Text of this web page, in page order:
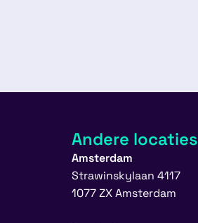
Andere locaties
Amsterdam
Strawinskylaan 4117
1077 ZX Amsterdam